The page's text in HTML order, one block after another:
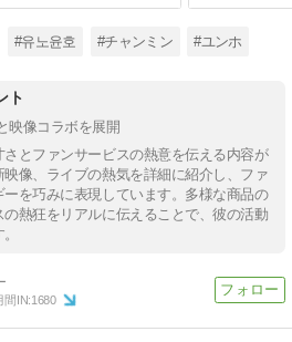
#유노윤호 #チャンミン #ユンホ
ト
映像コラボを展開
とファンサービスの熱意を伝える内容が
像、ライブの熱気を詳細に紹介し、ファ
を巧みに表現しています。多様な商品の
熱狂をリアルに伝えることで、彼の活動
間IN:1680